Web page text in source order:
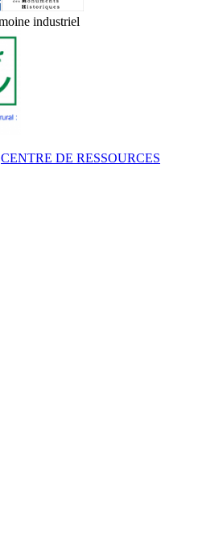
CENTRE DE RESSOURCES